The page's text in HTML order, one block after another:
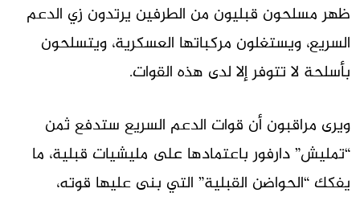
ظهر مسلحون قبليون من الطرفين يرتدون زي الدعم
السريع، ويستغلون مركباتها العسكرية، ويتسلحون
بأسلحة لا تتوفر إلا لدى هذه القوات.
ويرى مراقبون أن قوات الدعم السريع ستدفع ثمن
“تمليش” دارفور باعتمادها على مليشيات قبلية، ما
يفكك “الحواضن القبلية” التي بنى عليها قوته،